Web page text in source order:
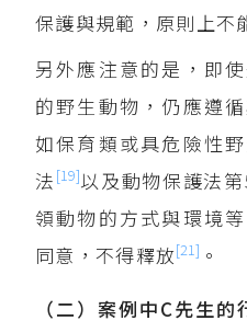
保護與規範，原則上不
另外應注意的是，即
的野生動物，仍應遵
如保育類或具危險性
法 [19]以及動物保護法
領動物的方式與環境
同意，不得釋放[21] 。
（二）案例中C先生的